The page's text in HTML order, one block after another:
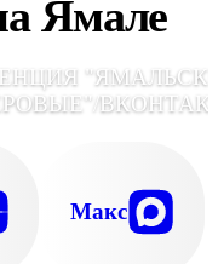
Ямале
Макс